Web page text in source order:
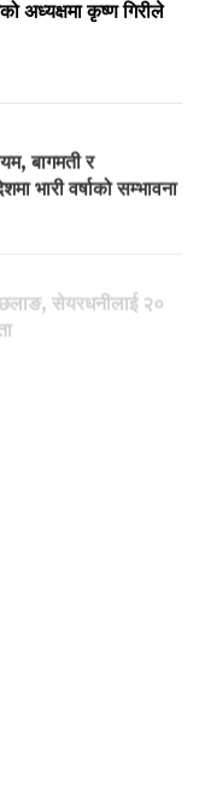
अध्यक्षमा कृष्ण गिरीले
बागमती र
भारी वर्षाको सम्भावना
सेयरधनीलाई २०